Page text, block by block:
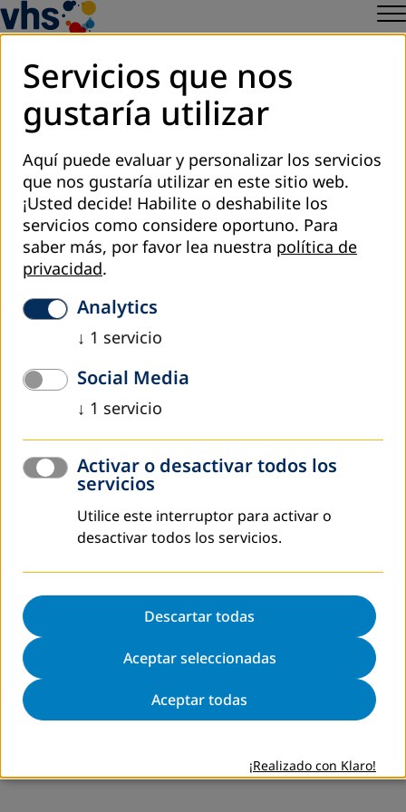
septiembre 2016
Entrega de Certificados de Educación
Básica para más de 500 duranguenses
Mauricio López Velasco, el director general del INEA, reconoció el esfuerzo
realizado por parte del Gobierno del Estado de Durango y por el Instituto
Duranguense para la Educación de Adultos para reducir el rezago educativo en
alfabetización.
to overview
Mapa de sitio
Aviso legal
Política de Privacidad
DVV International
Servicios que nos
gustaría utilizar
Aquí puede evaluar y personalizar los servicios
que nos gustaría utilizar en este sitio web.
¡Usted decide! Habilite o deshabilite los
servicios como considere oportuno. Para
saber más, por favor lea nuestra política de
privacidad.
Analytics
↓ 1 servicio
Social Media
↓ 1 servicio
Activar o desactivar todos los
servicios
Utilice este interruptor para activar o
desactivar todos los servicios.
Descartar todas
Aceptar seleccionadas
Aceptar todas
¡Realizado con Klaro!